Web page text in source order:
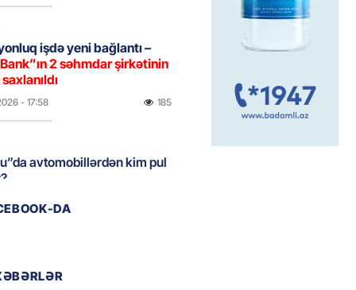
işdə yeni bağlantı –
2 səhmdar şirkətinin
- 17:58 185
avtomobillərdən kim pul
REPORTAJ
DA